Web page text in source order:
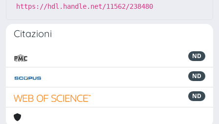
https://hdl.handle.net/11562/238480
Citazioni
ND
ND
ND